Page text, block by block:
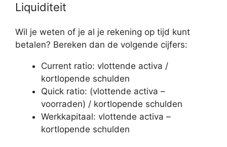
Liquiditeit
Wil je weten of je al je rekening op tijd kunt
betalen? Bereken dan de volgende cijfers:
Current ratio: vlottende activa /
kortlopende schulden
Quick ratio: (vlottende activa –
voorraden) / kortlopende schulden
Werkkapitaal: vlottende activa –
kortlopende schulden